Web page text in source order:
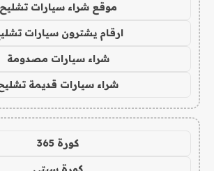
موقع شراء سيارات تشليح
ارقام يشترون سيارات
شراء سيارات مصدومة
شراء سيارات قديمة
كورة 365